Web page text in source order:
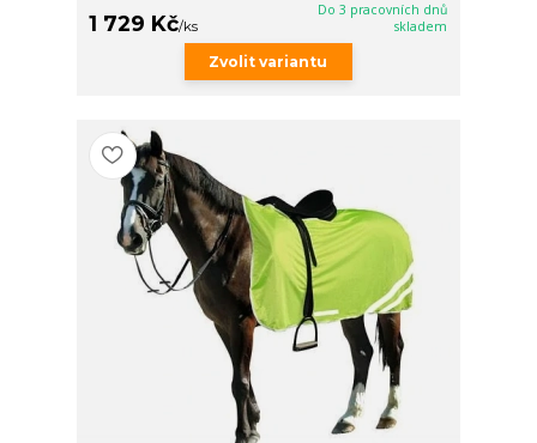
1 729 Kč/ks
Do 3 pracovních dnů
skladem
Zvolit variantu